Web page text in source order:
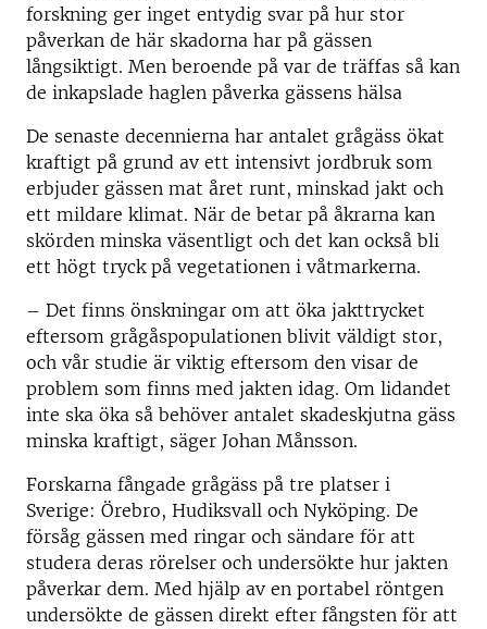
forskning ger inget entydig svar på hur stor
påverkan de här skadorna har på gässen
långsiktigt. Men beroende på var de träffas så kan
de inkapslade haglen påverka gässens hälsa
De senaste decennierna har antalet grågäss ökat
kraftigt på grund av ett intensivt jordbruk som
erbjuder gässen mat året runt, minskad jakt och
ett mildare klimat. När de betar på åkrarna kan
skörden minska väsentligt och det kan också bli
ett högt tryck på vegetationen i våtmarkerna.
– Det finns önskningar om att öka jakttrycket
eftersom grågåspopulationen blivit väldigt stor,
och vår studie är viktig eftersom den visar de
problem som finns med jakten idag. Om lidandet
inte ska öka så behöver antalet skadeskjutna gäss
minska kraftigt, säger Johan Månsson.
Forskarna fångade grågäss på tre platser i
Sverige: Örebro, Hudiksvall och Nyköping. De
försåg gässen med ringar och sändare för att
studera deras rörelser och undersökte hur jakten
påverkar dem. Med hjälp av en portabel röntgen
undersökte de gässen direkt efter fångsten för att